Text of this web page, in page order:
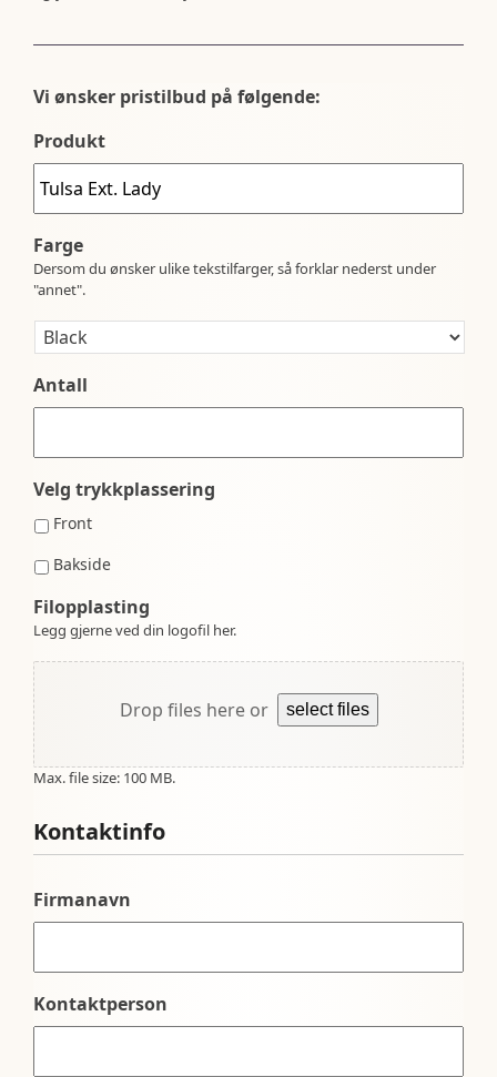
Vi ønsker pristilbud på følgende:
Produkt
Farge
Dersom du ønsker ulike tekstilfarger, så forklar nederst under
"annet".
Antall
Velg trykkplassering
Front
Bakside
Filopplasting
Legg gjerne ved din logofil her.
Drop files here or select files
Max. file size: 100 MB.
Kontaktinfo
Firmanavn
Kontaktperson